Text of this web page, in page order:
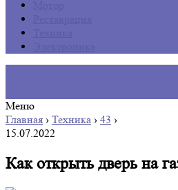
Меню
Главная › Техника › 43 ›
15.07.2022
Как открыть дверь на